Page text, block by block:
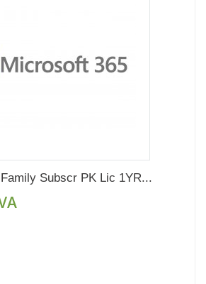
Subscr PK Lic 1YR...